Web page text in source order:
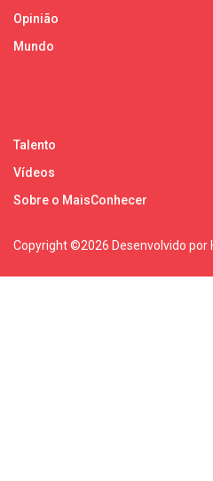
Opinião
Mundo
Talento
Vídeos
Sobre o MaisConhecer
Copyright ©2026 Desenvolvido por